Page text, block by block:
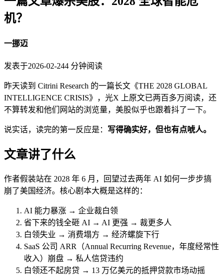
机？
一挪迈
发表于2026-02-244 分钟阅读
昨天读到 Citrini Research 的一篇长文《THE 2028 GLOBAL
INTELLIGENCE CRISIS》，光X 上原文已两百多万阅读，还
不算转发和他们网站的浏览量，美股似乎也跟着抖了一下。
说实话，读完的第一反应是： 写得确实好，但也有点唬人。
文章讲了什么
作者假装站在 2028 年 6 月，回望过去两年 AI 如何一步步搞
崩了美国经济。核心剧本大概是这样的：
AI 能力暴涨 → 企业裁白领
省下来的钱全砸 AI → AI 更强 → 裁更多人
白领失业 → 消费塌方 → 经济螺旋下行
SaaS 公司 ARR（Annual Recurring Revenue，年度经常性
收入）崩盘 → 私人信贷违约
白领还不起房贷 → 13 万亿美元的抵押贷款市场动摇